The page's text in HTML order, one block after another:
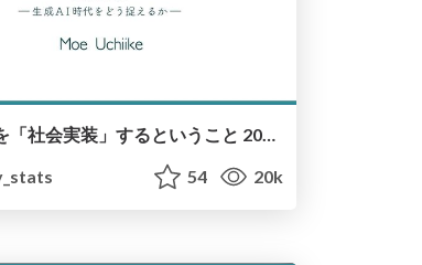
機械学習を「社会実装」するということ 2024年版 / Social Implementation of Machine Learning 2024
54 20k